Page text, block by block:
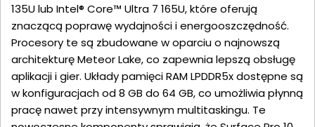
135U lub Intel® Core™ Ultra 7 165U, które oferują
znaczącą poprawę wydajności i energooszczędność.
Procesory te są zbudowane w oparciu o najnowszą
architekturę Meteor Lake, co zapewnia lepszą obsługę
aplikacji i gier. Układy pamięci RAM LPDDR5x dostępne są
w konfiguracjach od 8 GB do 64 GB, co umożliwia płynną
pracę nawet przy intensywnym multitaskingu. Te